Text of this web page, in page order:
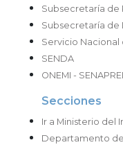
Subsecretaría de
Subsecretaría de
Servicio Nacional
SENDA
ONEMI -
Secciones
Ir a Ministerio del
Departamento